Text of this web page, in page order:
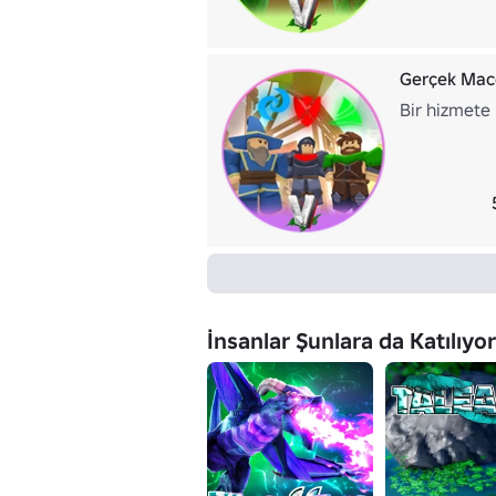
Gerçek
Bir hizmete
İnsanlar Şunlara da